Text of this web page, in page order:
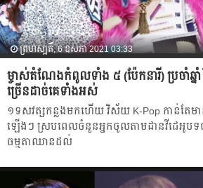
ព្រហស្បតិ៍, 6 ឧសភា 2021 03:33
ម្ចាស់តំណែងកំពូលទាំង ៥ (ប៉ែកនារី) ប្រចាំឆ្ន
ច្រើនដាច់គេទាំងអស់
១ទសវត្សកន្លងមក​ហើយ វិស័យ K-Pop កាន់​តែ​មា
ឡើងៗ ស្របពេល​ចំនួន​អ្នក​ចូល​តាមដាន​វីដេអូបទ​
ធម្មតាឈានដល់